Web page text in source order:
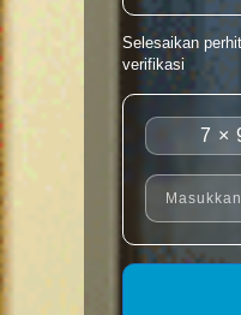
Selesaikan
verifikasi
7 ×